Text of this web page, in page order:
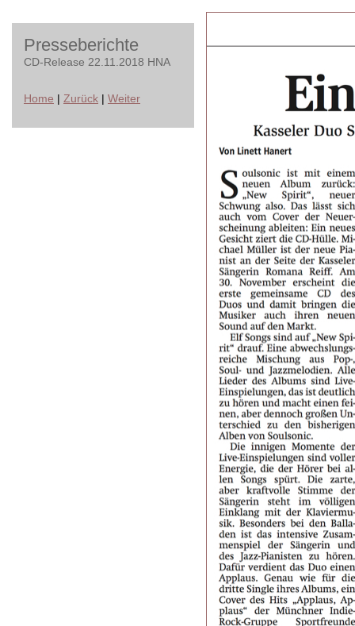
Presseberichte
CD-Release 22.11.2018 HNA
Home | Zurück | Weiter